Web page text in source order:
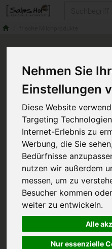
Nehmen Sie
Einstellungen
Diese Website
Targeting
Internet-Erlebnis zu
Werbung, die Sie
Bedürfnisse
nutzen wir außerdem
messen, um zu
Besucher kommen
weiter zu entwickeln.
Alle
Nur essenzielle